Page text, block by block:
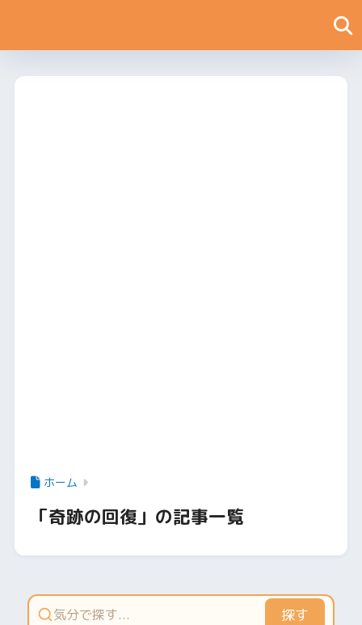
ホーム
「奇跡の回復」の記事一覧
探す